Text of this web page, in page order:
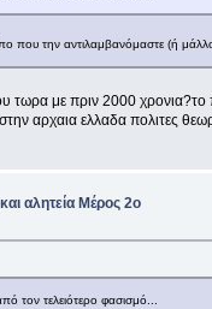
την αντιλαμβανόμαστε (ή
τωρα με πριν 2000
αρχαια ελλαδα πολιτες
αλητεία Μέρος 2ο
τον τελειότερο φασισμό...